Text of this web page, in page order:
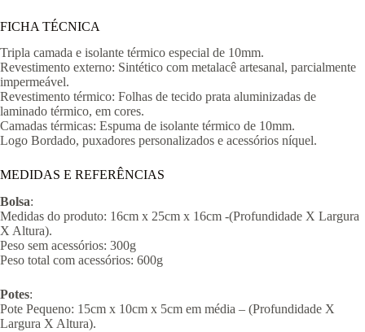
FICHA TÉCNICA
Tripla camada e isolante térmico especial de 10mm.
Revestimento externo: Sintético com metalacê artesanal, parcialmente
impermeável.
Revestimento térmico: Folhas de tecido prata aluminizadas de
laminado térmico, em cores.
Camadas térmicas: Espuma de isolante térmico de 10mm.
Logo Bordado, puxadores personalizados e acessórios níquel.
MEDIDAS E REFERÊNCIAS
Bolsa:
Medidas do produto: 16cm x 25cm x 16cm -(Profundidade X Largura
X Altura).
Peso sem acessórios: 300g
Peso total com acessórios: 600g
Potes:
Pote Pequeno: 15cm x 10cm x 5cm em média – (Profundidade X
Largura X Altura).